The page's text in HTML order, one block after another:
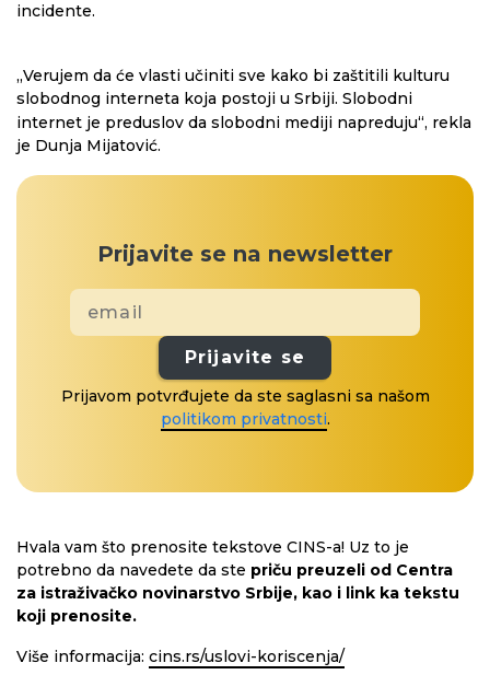
incidente.
„Verujem da će vlasti učiniti sve kako bi zaštitili kulturu
slobodnog interneta koja postoji u Srbiji. Slobodni
internet je preduslov da slobodni mediji napreduju“, rekla
je Dunja Mijatović.
Prijavite se na newsletter
Prijavite se
Prijavom potvrđujete da ste saglasni sa našom
politikom privatnosti.
Hvala vam što prenosite tekstove CINS-a! Uz to je
potrebno da navedete da ste priču preuzeli od Centra
za istraživačko novinarstvo Srbije, kao i link ka tekstu
koji prenosite.
Više informacija: cins.rs/uslovi-koriscenja/